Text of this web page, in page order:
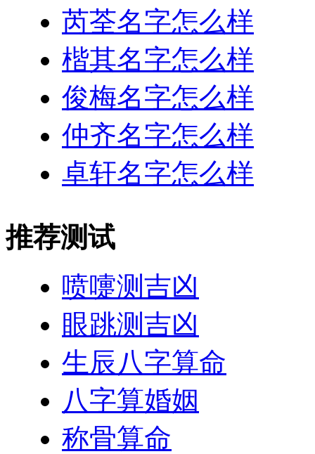
芮荃名字怎么样
楷其名字怎么样
俊梅名字怎么样
仲齐名字怎么样
卓轩名字怎么样
推荐测试
喷嚏测吉凶
眼跳测吉凶
生辰八字算命
八字算婚姻
称骨算命